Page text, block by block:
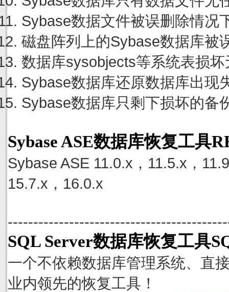
Sybase数据文件被误删除情况
磁盘阵列上的Sybase数据库被
数据库sysobjects等系统表损
Sybase数据库还原数据库出现
Sybase数据库只剩下损坏的备
Sybase ASE数据库恢复工具
Sybase ASE 11.0.x，11.5.x，
15.7.x，16.0.x
SQL Server数据库恢复工具
一个不依赖数据库管理系统、直
业内领先的恢复工具！